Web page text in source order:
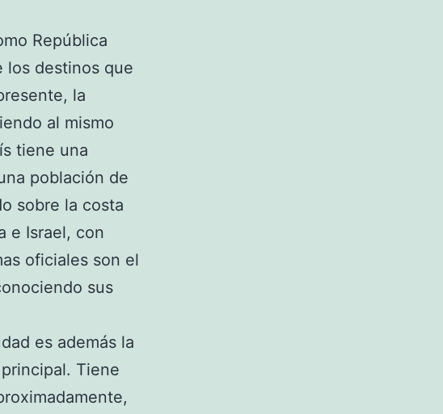
República
los destinos que
la
al mismo
tiene una
población de
sobre la costa
e Israel, con
oficiales son el
sus
es además la
Tiene